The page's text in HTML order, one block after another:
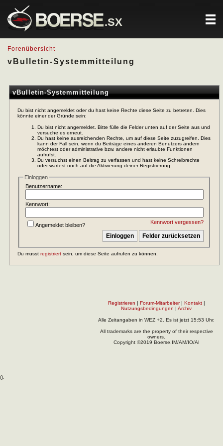
.SX
Forenübersicht
vBulletin-Systemmitteilung
vBulletin-Systemmitteilung
Du bist nicht angemeldet oder du hast keine Rechte diese Seite zu betreten. Dies
könnte einer der Gründe sein:
Du bist nicht angemeldet. Bitte fülle die Felder unten auf der Seite aus und
versuche es erneut.
Du hast keine ausreichenden Rechte, um auf diese Seite zuzugreifen. Dies
kann der Fall sein, wenn du Beiträge eines anderen Benutzers ändern
möchtest oder administrative bzw. andere nicht erlaubte Funktionen
aufrufst.
Du versuchst einen Beitrag zu verfassen und hast keine Schreibrechte
oder wartest noch auf die Aktivierung deiner Registrierung.
Einloggen
Benutzername:
Kennwort:
Kennwort vergessen?
Angemeldet bleiben?
Du musst registriert sein, um diese Seite aufrufen zu können.
Registrieren | Forum-Mitarbeiter| Kontakt|
Nutzungsbedingungen | Archiv
Alle Zeitangaben in WEZ +2. Es ist jetzt 15:53 Uhr.
All trademarks are the property of their respective
owners.
Copyright ©2019 Boerse.IM/AM/IO/AI
().